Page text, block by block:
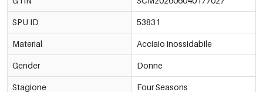
SPU ID 53831
Material Acciaio inossidabile
Gender Donne
Stagione Four Seasons